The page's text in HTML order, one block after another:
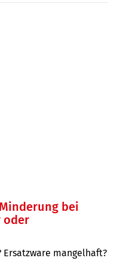
bei
oder
mangelhaft?